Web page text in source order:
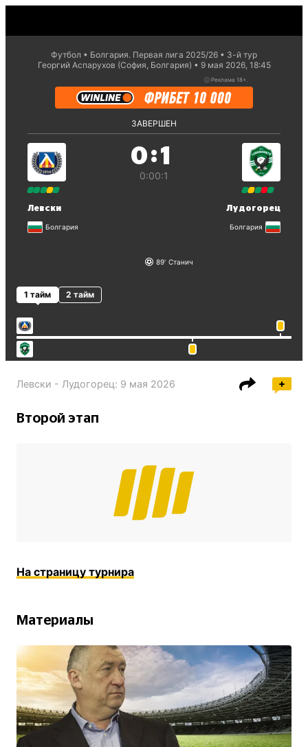
Футбол Болгария. Первая лига 2025/26
3-й тур
Георгий Аспарухов (София, Болгария)
9 мая 2026, 18:45
ⓘ Реклама 18+.
ЗАВЕРШЕН
Левски
Болгария
0:1
0:00:1
Лудогорец
Болгария
89 Станич
1 тайм 2 тайм
Левски - Лудогорец: 9 мая 2026
Второй этап
На страницу турнира
Материалы